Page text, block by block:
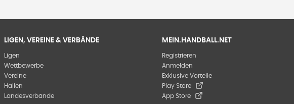
LIGEN, VEREINE & VERBÄNDE
Ligen
Wettbewerbe
Vereine
Hallen
Landesverbände
MEIN.HANDBALL.NET
Registrieren
Anmelden
Exklusive Vorteile
Play Store
App Store